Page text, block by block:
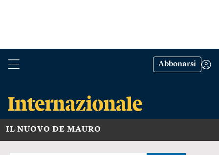
Abbonarsi
IL NUOVO DE MAURO